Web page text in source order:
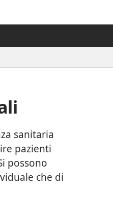
sanitaria
pazienti
possono
che di